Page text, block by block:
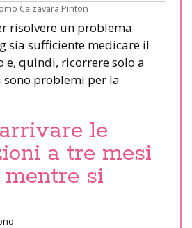
Calzavara Pinton
risolvere un problema
sia sufficiente medicare il
e, quindi, ricorrere solo a
sono problemi per la
le
a tre mesi
si